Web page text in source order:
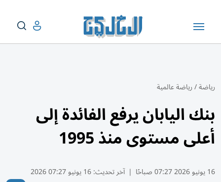
رياضة/رياضة عالمية
بنك اليابان يرفع الفائدة إلى
أعلى مستوى منذ 1995
16 يونيو 2026 07:27 صباحًا | آخر تحديث:16 يونيو 07:27 2026